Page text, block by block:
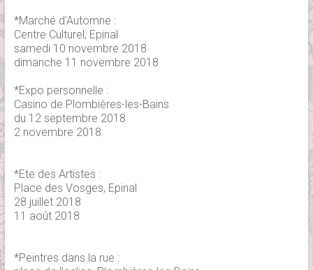
*Marché d'Automne :
Centre Culturel, Epinal
samedi 10 novembre 2018
dimanche 11 novembre 2018
*Expo personnelle :
Casino de Plombières-les-Bains
du 12 septembre 2018
2 novembre 2018
*Ete des Artistes :
Place des Vosges, Epinal
28 juillet 2018
11 août 2018
*Peintres dans la rue :